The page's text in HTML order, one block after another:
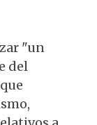
"un
del